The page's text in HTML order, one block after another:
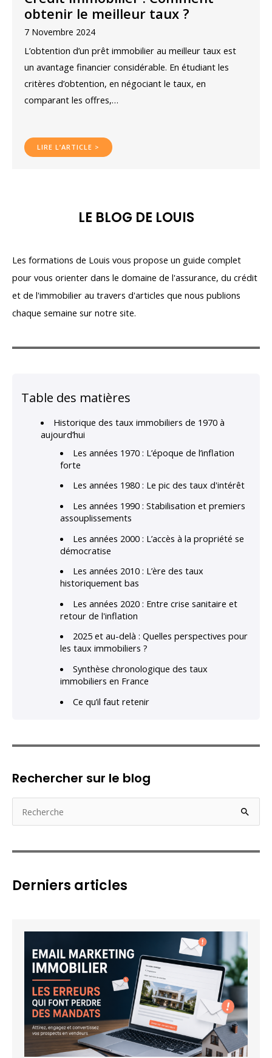
obtenir le meilleur taux ?
7 Novembre 2024
L’obtention d’un prêt immobilier au meilleur taux est
un avantage financier considérable. En étudiant les
critères d’obtention, en négociant le taux, en
comparant les offres,…
LIRE L’ARTICLE >
LE BLOG DE LOUIS
Les formations de Louis vous propose un guide complet
pour vous orienter dans le domaine de l'assurance, du crédit
et de l'immobilier au travers d'articles que nous publions
chaque semaine sur notre site.
Table des matières
Historique des taux immobiliers de 1970 à
aujourd’hui
Les années 1970 : L’époque de l’inflation
forte
Les années 1980 : Le pic des taux d'intérêt
Les années 1990 : Stabilisation et premiers
assouplissements
Les années 2000 : L’accès à la propriété se
démocratise
Les années 2010 : L’ère des taux
historiquement bas
Les années 2020 : Entre crise sanitaire et
retour de l'inflation
2025 et au-delà : Quelles perspectives pour
les taux immobiliers ?
Synthèse chronologique des taux
immobiliers en France
Ce qu’il faut retenir
Rechercher sur le blog
e
rDerniers articles